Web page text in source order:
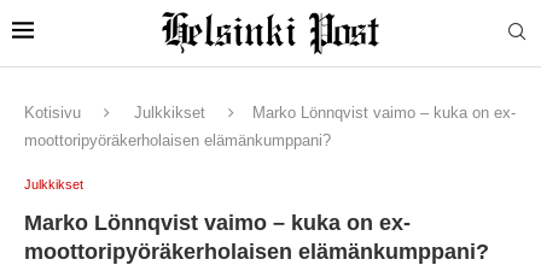
Kotisivu Julkkikset
Marko Lönnqvist vaimo – kuka on ex-
moottoripyöräkerholaisen elämänkumppani?
Julkkikset
Marko Lönnqvist vaimo – kuka on ex-
moottoripyöräkerholaisen elämänkumppani?